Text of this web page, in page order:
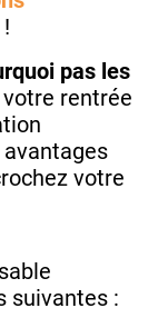
pas les
rentrée
votre
suivantes :